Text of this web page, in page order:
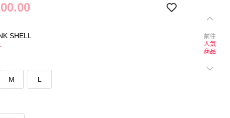
SHELL
M L
前往
人氣
商品